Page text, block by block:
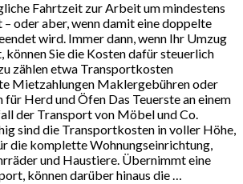
Fahrtzeit zur Arbeit um mindestens
oder aber, wenn damit eine doppelte
wird. Immer dann, wenn Ihr Umzug
Sie die Kosten dafür steuerlich
zählen etwa Transportkosten
Mietzahlungen Maklergebühren oder
Herd und Öfen Das Teuerste an einem
der Transport von Möbel und Co.
sind die Transportkosten in voller Höhe,
die komplette Wohnungseinrichtung,
und Haustiere. Übernimmt eine
können darüber hinaus die …